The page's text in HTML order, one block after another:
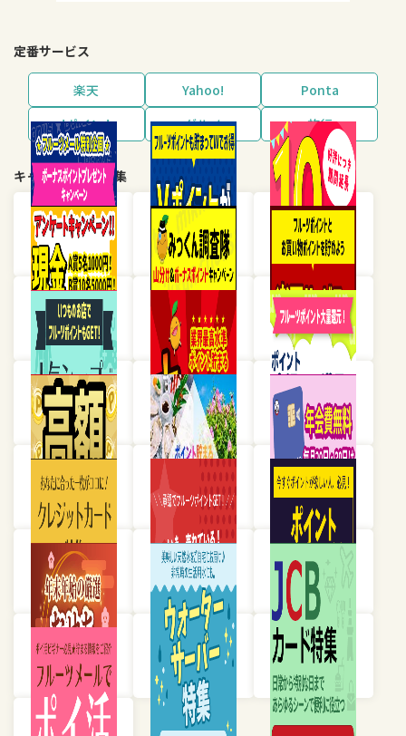
定番サービス
楽天 Yahoo!
Ponta
dポイント
グルメ 旅行
キャンペーン・特集